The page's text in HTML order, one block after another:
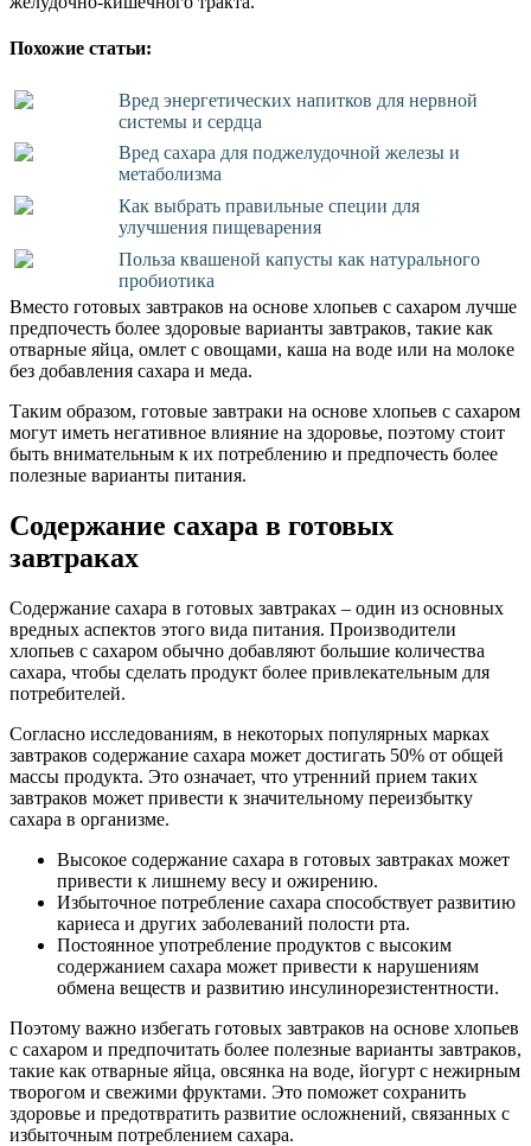
Похожие статьи:
Вред энергетических напитков для нервной
системы и сердца
Вред сахара для поджелудочной железы и
метаболизма
Как выбрать правильные специи для
улучшения пищеварения
Польза квашеной капусты как натурального
пробиотика
Вместо готовых завтраков на основе хлопьев с сахаром лучше
предпочесть более здоровые варианты завтраков, такие как
отварные яйца, омлет с овощами, каша на воде или на молоке
без добавления сахара и меда.
Таким образом, готовые завтраки на основе хлопьев с сахаром
могут иметь негативное влияние на здоровье, поэтому стоит
быть внимательным к их потреблению и предпочесть более
полезные варианты питания.
Содержание сахара в готовых
завтраках
Содержание сахара в готовых завтраках – один из основных
вредных аспектов этого вида питания. Производители
хлопьев с сахаром обычно добавляют большие количества
сахара, чтобы сделать продукт более привлекательным для
потребителей.
Согласно исследованиям, в некоторых популярных марках
завтраков содержание сахара может достигать 50% от общей
массы продукта. Это означает, что утренний прием таких
завтраков может привести к значительному переизбытку
сахара в организме.
Высокое содержание сахара в готовых завтраках может
привести к лишнему весу и ожирению.
Избыточное потребление сахара способствует развитию
кариеса и других заболеваний полости рта.
Постоянное употребление продуктов с высоким
содержанием сахара может привести к нарушениям
обмена веществ и развитию инсулинорезистентности.
Поэтому важно избегать готовых завтраков на основе хлопьев
с сахаром и предпочитать более полезные варианты завтраков,
такие как отварные яйца, овсянка на воде, йогурт с нежирным
творогом и свежими фруктами. Это поможет сохранить
здоровье и предотвратить развитие осложнений, связанных с
избыточным потреблением сахара.